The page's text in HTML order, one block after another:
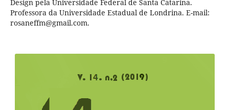
Design pela Universidade Federal de Santa Catarina.
Professora da Universidade Estadual de Londrina. E-mail:
rosaneffm@gmail.com.